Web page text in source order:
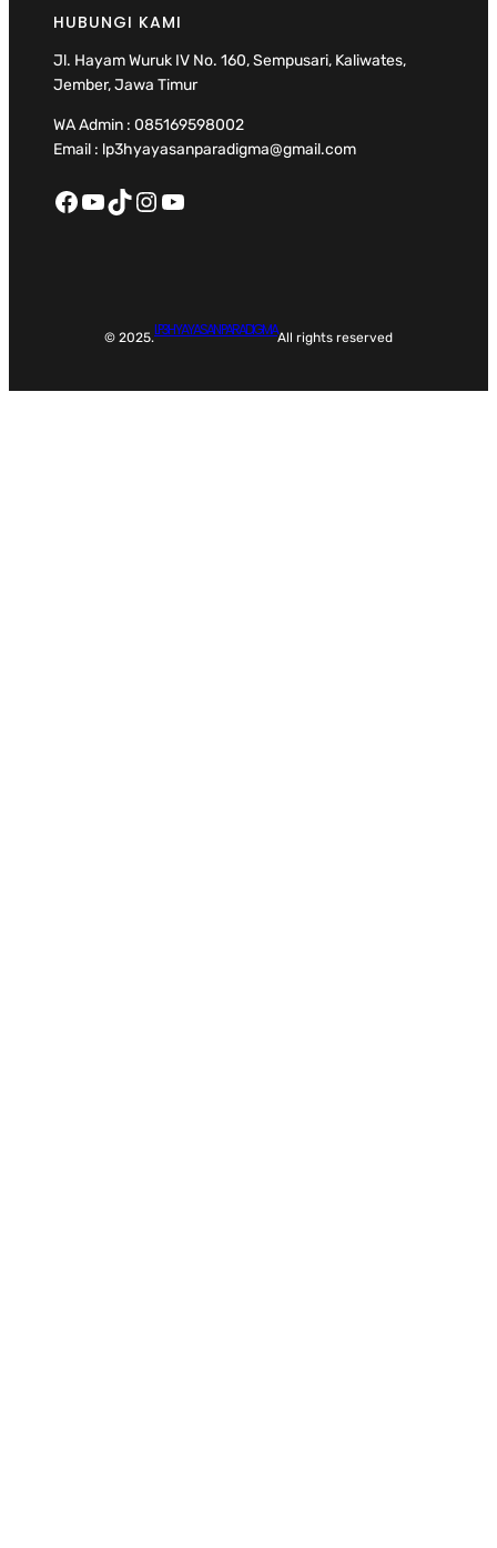
HUBUNGI KAMI
Jl. Hayam Wuruk IV No. 160, Sempusari, Kaliwates,
Jember, Jawa Timur
WA Admin : 085169598002
Email : lp3hyayasanparadigma@gmail.com
Facebook YouTube TikTok Instagram YouTube
© 2025.LP3H YAYASAN PARADIGMAAll rights reserved